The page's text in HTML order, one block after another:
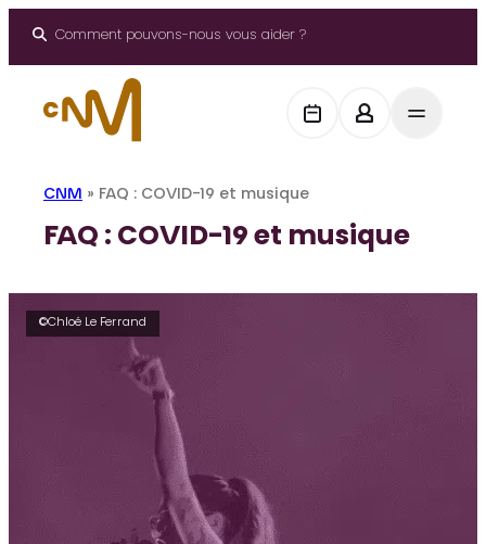
Panneau de gestion des cookies
Comment pouvons-nous vous aider ?
CNM » FAQ : COVID-19 et musique
FAQ : COVID-19 et musique
©Chloé Le Ferrand